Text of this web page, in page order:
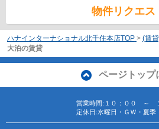
物件リクエス
ハナインターナショナル北千住本店TOP > (賃
大泊の賃貸
ページトップ
営業時間:１０：００ ～
定休日:水曜日・ＧＷ・夏季